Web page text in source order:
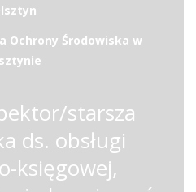
Ochrony Środowiska w
starsza
ds. obsługi
księgowej,